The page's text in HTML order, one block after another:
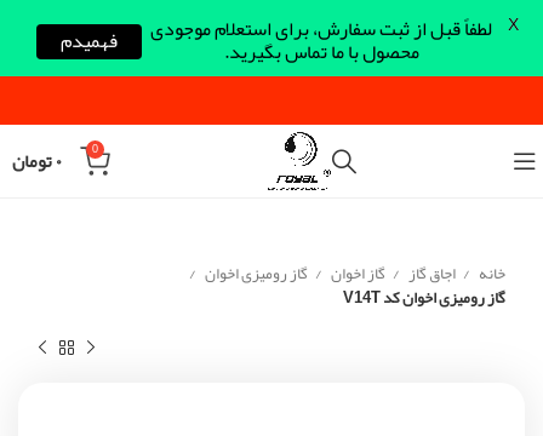
0 ۰تومان
خانه اجاق گاز گاز اخوان گاز رومیزی اخوان
گاز رومیزی اخوان کد V14T
لطفاً قبل از ثبت سفارش، برای استعلام موجودی
محصول با ما تماس بگیرید. فهمیدم X